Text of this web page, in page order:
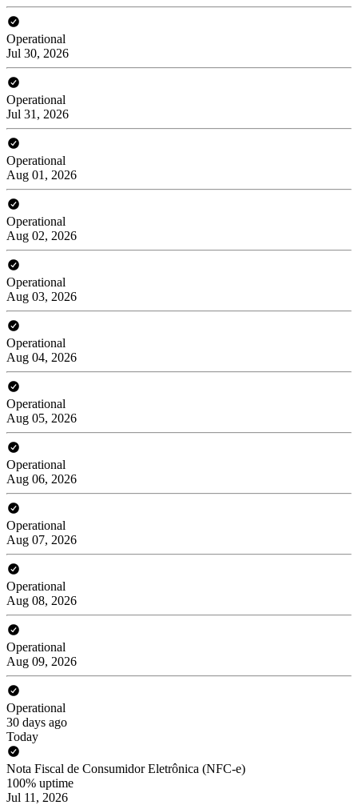
Operational
Jul 30, 2026
Operational
Jul 31, 2026
Operational
Aug 01, 2026
Operational
Aug 02, 2026
Operational
Aug 03, 2026
Operational
Aug 04, 2026
Operational
Aug 05, 2026
Operational
Aug 06, 2026
Operational
Aug 07, 2026
Operational
Aug 08, 2026
Operational
Aug 09, 2026
Operational
30 days ago
Today
Nota Fiscal de Consumidor Eletrônica (NFC-e)
100% uptime
Jul 11, 2026